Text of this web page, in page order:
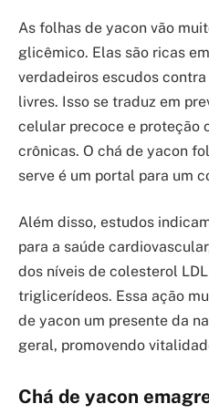
As folhas de yacon vão
glicêmico. Elas são ricas
verdadeiros escudos
livres. Isso se traduz em
celular precoce e proteção
crônicas. O chá de yacon
serve é um portal para um
Além disso, estudos
para a saúde
dos níveis de colesterol LDL
triglicerídeos. Essa ação
de yacon um presente da
geral, promovendo
Chá de yacon